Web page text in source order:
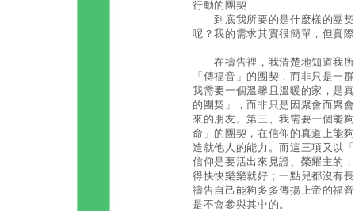
行動的團契
到底我所要的是什麼樣的團契
呢？我的需求其實很簡單，但實
在禱告裡，我清楚地知道我所
「傳福音」的團契，而非只是一
我需要一個溫馨且溫暖的家，是
的團契」，而非只是因聚會而聚
來的朋友。第三、我需要一個能
命」的團契，在信仰的真道上能
造就他人的能力。而這三項又以
信仰是要活出來見證、榮耀主的
得快快樂樂就好；一點兒都沒有
禱告自己能夠多多傳揚上帝的福
是不會參與其中的。